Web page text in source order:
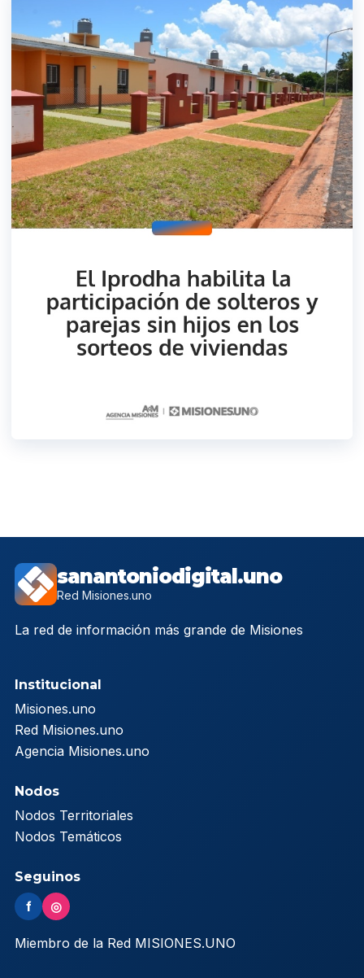
sanantoniodigital.uno
Red Misiones.uno
La red de información más grande de Misiones
Institucional
Misiones.uno
Red Misiones.uno
Agencia Misiones.uno
Nodos
Nodos Territoriales
Nodos Temáticos
Seguinos
f ◎
Miembro de la Red MISIONES.UNO